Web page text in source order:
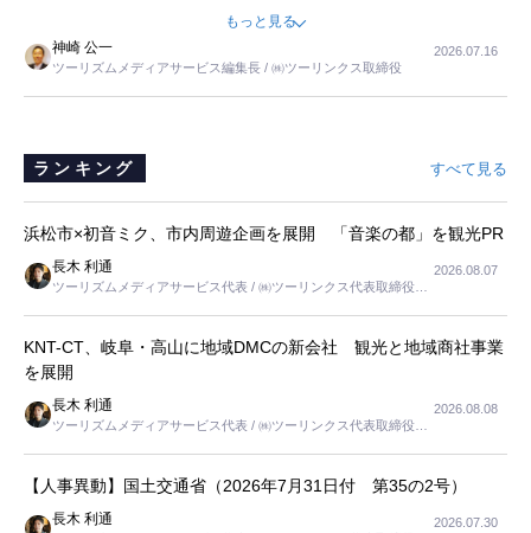
ました。母の住まいから近いという理由で、その施設を選択したので
すが、私と妹にとっては、半日仕事ででした。シニアの住まい選び
は、当人だけではなく、世話をする家族の足の便も考えない外池ない
と思いました。
もっと見る
神崎 公一
ツーリズムメディアサービス編集長 / ㈱ツーリンクス取締役
2026.07.16
ランキング すべて見る
浜松市×初音ミク、市内周遊企画を展開 「音楽の都」を観光PR
長木 利通
ツーリズムメディアサービス代表 / ㈱ツーリンクス代表取締役社
2026.08.07
KNT-CT、岐阜・高山に地域DMCの新会社 観光と地域商社事業
を展開
長木 利通
ツーリズムメディアサービス代表 / ㈱ツーリンクス代表取締役社
2026.08.08
【人事異動】国土交通省（2026年7月31日付 第35の2号）
長木 利通 2026.07.30